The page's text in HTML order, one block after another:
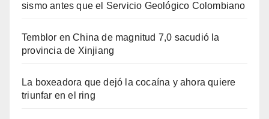
sismo antes que el Servicio Geológico Colombiano
Temblor en China de magnitud 7,0 sacudió la
provincia de Xinjiang
La boxeadora que dejó la cocaína y ahora quiere
triunfar en el ring​